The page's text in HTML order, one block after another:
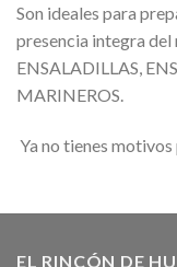
Son ideales para
presencia integra del
ENSALADILLAS,
MARINEROS.
Ya no tienes
EL RINCÓN DE